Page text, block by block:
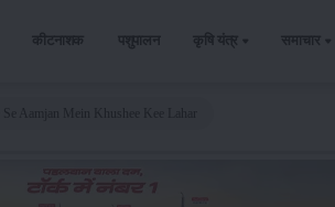
कीटनाशक पशुपालन कृषि यंत्र समाचार